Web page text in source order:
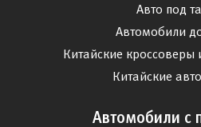
Авто под
Автомобили
Китайские
Китайские
Автомобили с